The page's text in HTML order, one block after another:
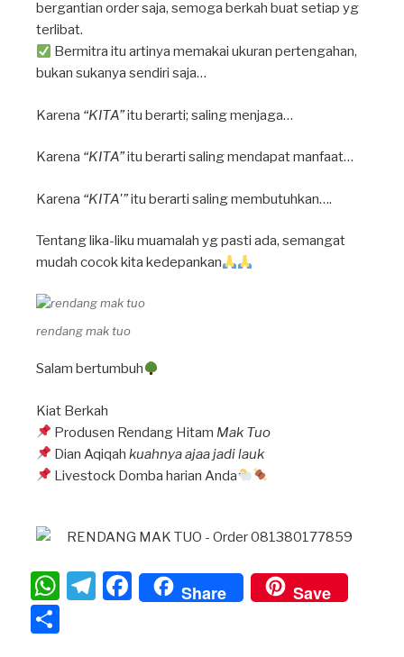
bergantian order saja, semoga berkah buat setiap yg
terlibat.
Bermitra itu artinya memakai ukuran pertengahan,
bukan sukanya sendiri saja…
Karena “KITA”itu berarti; saling menjaga…
Karena “KITA”itu berarti saling mendapat manfaat…
Karena “KITA'”itu berarti saling membutuhkan….
Tentang lika-liku muamalah yg pasti ada, semangat
mudah cocok kita kedepankan
rendang mak tuo
Salam bertumbuh
Kiat Berkah
Produsen Rendang Hitam Mak Tuo
Dian Aqiqahkuahnya ajaa jadi lauk
Livestock Domba harian Anda
W T
F
a
Share Save